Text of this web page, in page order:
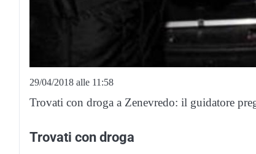
29/04/2018 alle 11:58
Trovati con droga a Zenevredo: il guidatore
Trovati con droga